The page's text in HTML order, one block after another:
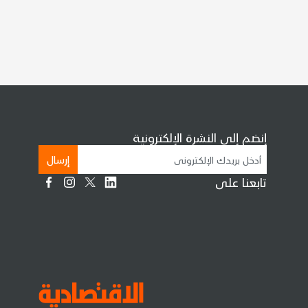
إنضم إلى النشرة الإلكترونية
إرسال
تابعنا على